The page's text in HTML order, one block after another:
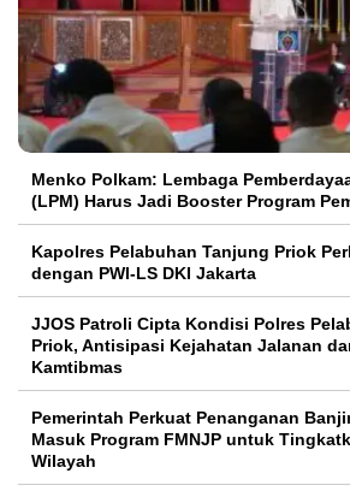
Menko Polkam: Lembaga
(LPM) Harus Jadi Booster Program
Kapolres Pelabuhan Tanjung Priok
dengan PWI-LS DKI Jakarta
JJOS Patroli Cipta Kondisi Polres
Priok, Antisipasi Kejahatan Jalanan
Kamtibmas
Pemerintah Perkuat Penanganan
Masuk Program FMNJP untuk
Wilayah